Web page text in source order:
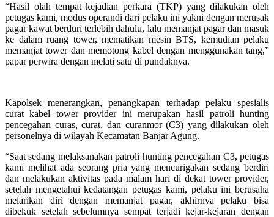
“Hasil olah tempat kejadian perkara (TKP) yang dilakukan oleh
petugas kami, modus operandi dari pelaku ini yakni dengan merusak
pagar kawat berduri terlebih dahulu, lalu memanjat pagar dan masuk
ke dalam ruang tower, mematikan mesin BTS, kemudian pelaku
memanjat tower dan memotong kabel dengan menggunakan tang,”
papar perwira dengan melati satu di pundaknya.
Kapolsek menerangkan, penangkapan terhadap pelaku spesialis
curat kabel tower provider ini merupakan hasil patroli hunting
pencegahan curas, curat, dan curanmor (C3) yang dilakukan oleh
personelnya di wilayah Kecamatan Banjar Agung.
“Saat sedang melaksanakan patroli hunting pencegahan C3, petugas
kami melihat ada seorang pria yang mencurigakan sedang berdiri
dan melakukan aktivitas pada malam hari di dekat tower provider,
setelah mengetahui kedatangan petugas kami, pelaku ini berusaha
melarikan diri dengan memanjat pagar, akhirnya pelaku bisa
dibekuk setelah sebelumnya sempat terjadi kejar-kejaran dengan